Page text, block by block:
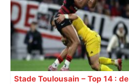
RMC Sport
Stade Toulousain – Top 14 : de